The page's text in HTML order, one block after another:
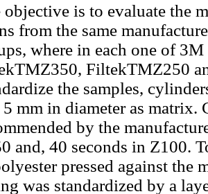
objective is to evaluate the
from the same
where in each one of
FiltekTMZ250
the samples,
5 mm in diameter as
by the
and, 40 seconds in Z100.
pressed against
was standardized by a